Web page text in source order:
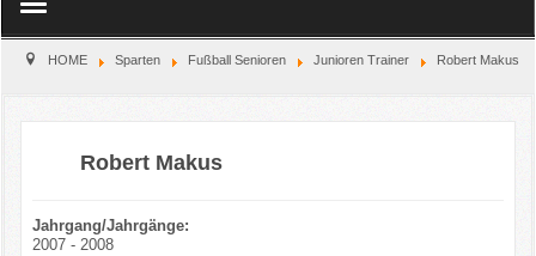
Home
Kinderschutz
Sparten
HOME Sparten Fußball Senioren Junioren Trainer Robert Makus
Robert Makus
Jahrgang/Jahrgänge:
2007 - 2008